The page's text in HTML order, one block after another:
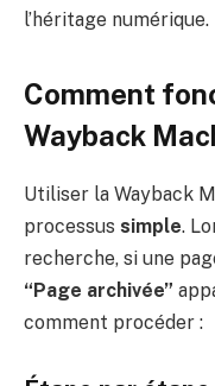
l’héritage numérique.
Comment
Wayback
Utiliser la Wayback
processus simple.
recherche, si une
“Page archivée”
comment procéder :